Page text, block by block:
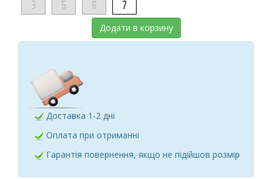
3 5 6 7
Додати в корзину
Доставка 1-2 дні
Оплата при отриманні
Гарантія повернення, якщо не підійшов розмір